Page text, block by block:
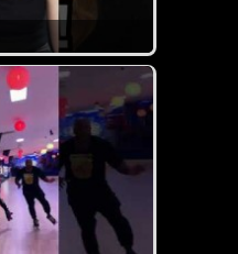
erst mal gar nicht